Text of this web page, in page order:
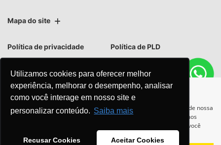
Utilizamos cookies para oferecer melhor
experiência, melhorar o desempenho, analisar
como você interage em nosso site e
personalizar conteúdo. Saiba mais
Recusar Cookies Aceitar Cookies
Mapa do site
Política de privacidade Política de PLD
No trânsito, enxergar o outro
Para otimizar sua experiência durante a navegação, fazemos uso de nossa
política de cookies e para proteger seus dados pessoais respeitamos
. Ao seguir com a navegação e visita você